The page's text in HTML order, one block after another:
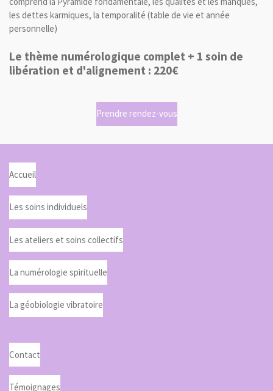
les dettes karmiques, la temporalité (table de vie et année
personnelle)
Le thème numérologique complet + 1 soin de
libération et d'alignement : 220€
Prendre rendez-vous
Accueil
Les soins individuels
Les ateliers et soins collectifs
La numérologie spirituelle
La géobiologie vibratoire
Contact
Témoignages